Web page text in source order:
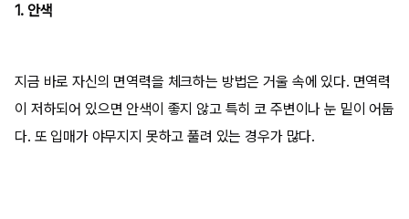
1. 안색
지금 바로 자신의 면역력을 체크하는 방법은 거울 속에 있다. 면역력
이 저하되어 있으면 안색이 좋지 않고 특히 코 주변이나 눈 밑이 어둡
다. 또 입매가 야무지지 못하고 풀려 있는 경우가 많다.